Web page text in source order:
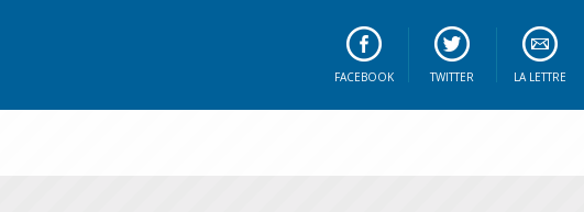
LA LETTRE
TWITTER
FACEBOOK